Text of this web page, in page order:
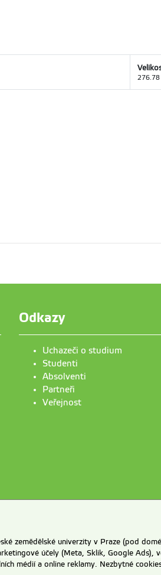
276.78
Odkazy
Uchazeči o studium
Studenti
Absolventi
Partneři
Veřejnost
zemědělské univerzity v Praze (pod
účely (Meta, Sklik, Google
médií a online reklamy. Nezbytné